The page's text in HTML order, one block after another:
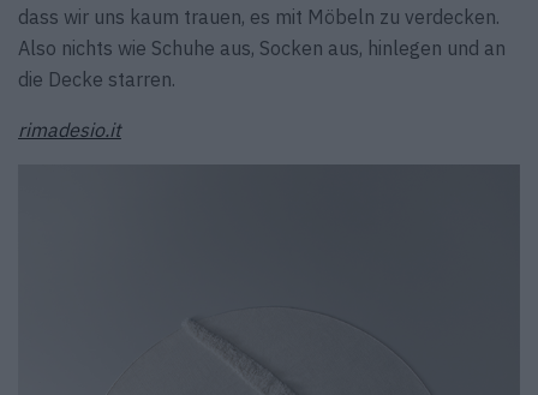
dass wir uns kaum trauen, es mit Möbeln zu verdecken.
Also nichts wie Schuhe aus, Socken aus, hinlegen und an
die Decke starren.
rimadesio.it